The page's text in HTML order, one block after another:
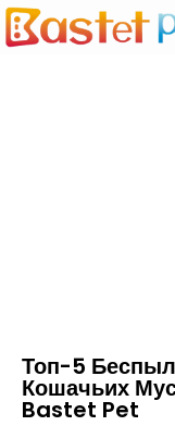
Топ-5
Кошачьих
Bastet Pet